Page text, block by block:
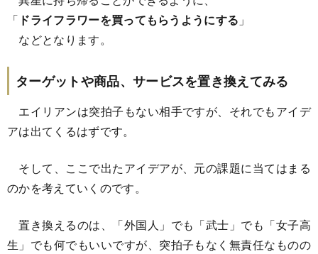
「 ドライフラワーを買ってもらうようにする 」
などとなります。
ターゲットや商品、サービスを置き換えてみる
エイリアンは突拍子もない相手ですが、それでもアイデ
アは出てくるはずです。
そして、ここで出たアイデアが、元の課題に当てはまる
のかを考えていくのです。
置き換えるのは、「外国人」でも「武士」でも「女子高
生」でも何でもいいですが、突拍子もなく無責任なものの